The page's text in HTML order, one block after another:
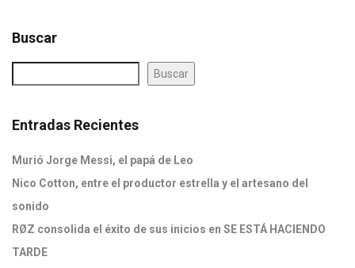
Buscar
Buscar
Entradas Recientes
Murió Jorge Messi, el papá de Leo
Nico Cotton, entre el productor estrella y el artesano del
sonido
RØZ consolida el éxito de sus inicios en SE ESTÁ HACIENDO
TARDE